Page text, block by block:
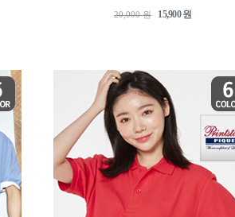
20,000 원 15,900 원